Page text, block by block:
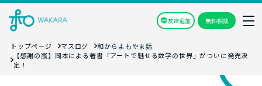
友達追加 無料相談
トップページ マスログ
和からよもやま話
【感謝の嵐】岡本による著書「アートで魅せる数学の世界」がついに発売決
定！